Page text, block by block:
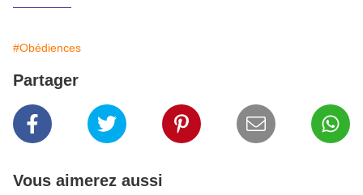
#Obédiences
Partager
Vous aimerez aussi